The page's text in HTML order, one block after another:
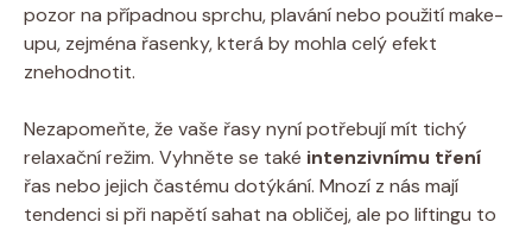
pozor na případnou sprchu, plavání nebo použití make-
upu, zejména řasenky, která by mohla celý efekt
znehodnotit.
Nezapomeňte, že vaše řasy nyní potřebují mít tichý
relaxační režim. Vyhněte se také intenzivnímu tření
řas nebo jejich častému dotýkání. Mnozí z nás mají
tendenci si při napětí sahat na obličej, ale po liftingu to